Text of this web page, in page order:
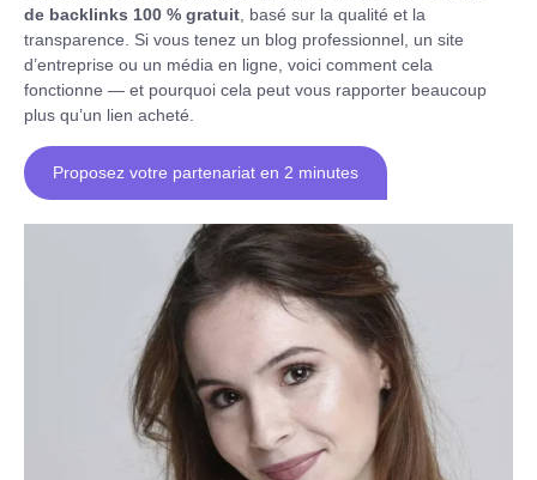
de backlinks 100 % gratuit, basé sur la qualité et la
transparence. Si vous tenez un blog professionnel, un site
d’entreprise ou un média en ligne, voici comment cela
fonctionne — et pourquoi cela peut vous rapporter beaucoup
plus qu’un lien acheté.
Proposez votre partenariat en 2 minutes